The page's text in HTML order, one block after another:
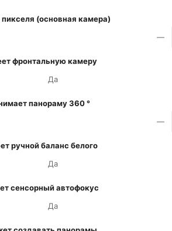
(основная камера)
—
фронтальную камеру
Да
панораму 360 °
—
ручной баланс белого
Да
сенсорный автофокус
Да